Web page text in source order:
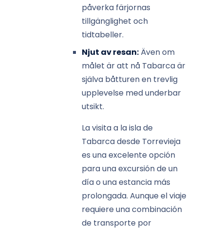
påverka färjornas
tillgänglighet och
tidtabeller.
Njut av resan: Även om
målet är att nå Tabarca är
själva båtturen en trevlig
upplevelse med underbar
utsikt.
La visita a la isla de
Tabarca desde Torrevieja
es una excelente opción
para una excursión de un
día o una estancia más
prolongada. Aunque el viaje
requiere una combinación
de transporte por